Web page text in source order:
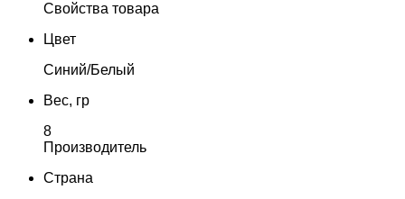
Свойства товара
Цвет
Синий/Белый
Вес, гр
8
Производитель
Страна